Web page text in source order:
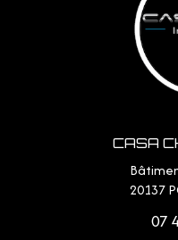
CASA
20137
07